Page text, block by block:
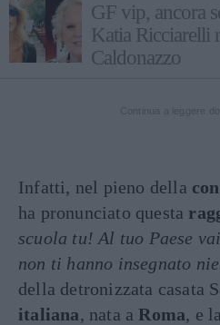
GF vip, ancora
Katia Ricciarelli
Caldonazzo
Infatti, nel pieno della
ha pronunciato questa
scuola tu! Al tuo Paese
non ti hanno insegnato
della detronizzata casata
italiana, nata aRoma, e